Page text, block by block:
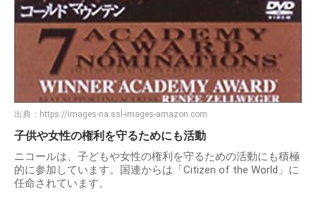
出典： https://images-na.ssl-images-amazon.com
子供や女性の権利を守るためにも活動
ニコールは、子どもや女性の権利を守るための活動にも積極
的に参加しています。国連からは「Citizen of the World」に
任命されています。